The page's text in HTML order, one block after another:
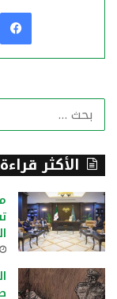
الأكثر قراءة